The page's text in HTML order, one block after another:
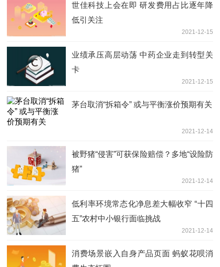
世佳科技上会在即 研发费用占比逐年降
低引关注
2021-12-15
业绩承压高层动荡 中药企业走到转型关
卡
2021-12-15
茅台取消“拆箱令” 或与平衡涨价预期有关
2021-12-14
被野猪“侵害”可获保险赔偿？多地“设险防
猪”
2021-12-14
低利率环境常态化净息差大幅收窄 “十四
五”农村中小银行面临挑战
2021-12-14
消费场景嵌入自身产品页面 蚂蚁花呗消